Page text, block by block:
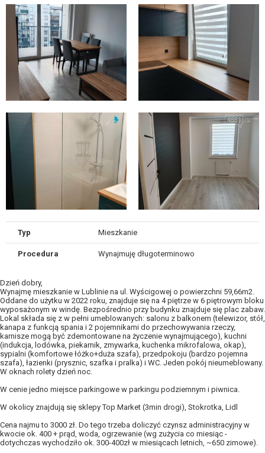
Typ Mieszkanie
Procedura Wynajmuję długoterminowo
Dzień dobry,
Wynajmę mieszkanie w Lublinie na ul. Wyścigowej o powierzchni 59,66m2.
Oddane do użytku w 2022 roku, znajduje się na 4 piętrze w 6 piętrowym bloku
wyposażonym w windę. Bezpośrednio przy budynku znajduje się plac zabaw.
Lokal składa się z w pełni umeblowanych: salonu z balkonem (telewizor, stół,
kanapa z funkcją spania i 2 pojemnikami do przechowywania rzeczy,
karnisze mogą być zdemontowane na życzenie wynajmującego), kuchni
(indukcja, lodówka, piekarnik, zmywarka, kuchenka mikrofalowa, okap),
sypialni (komfortowe łóżko+duża szafa), przedpokoju (bardzo pojemna
szafa), łazienki (prysznic, szafka i pralka) i WC. Jeden pokój nieumeblowany.
W oknach rolety dzień noc.
W cenie jedno miejsce parkingowe w parkingu podziemnym i piwnica.
W okolicy znajdują się sklepy Top Market (3min drogi), Stokrotka, Lidl
Cena najmu to 3000 zł. Do tego trzeba doliczyć czynsz administracyjny w
kwocie ok. 400 + prąd, woda, ogrzewanie (wg zużycia co miesiąc -
dotychczas wychodziło ok. 300-400zł w miesiącach letnich, ~650 zimowe).